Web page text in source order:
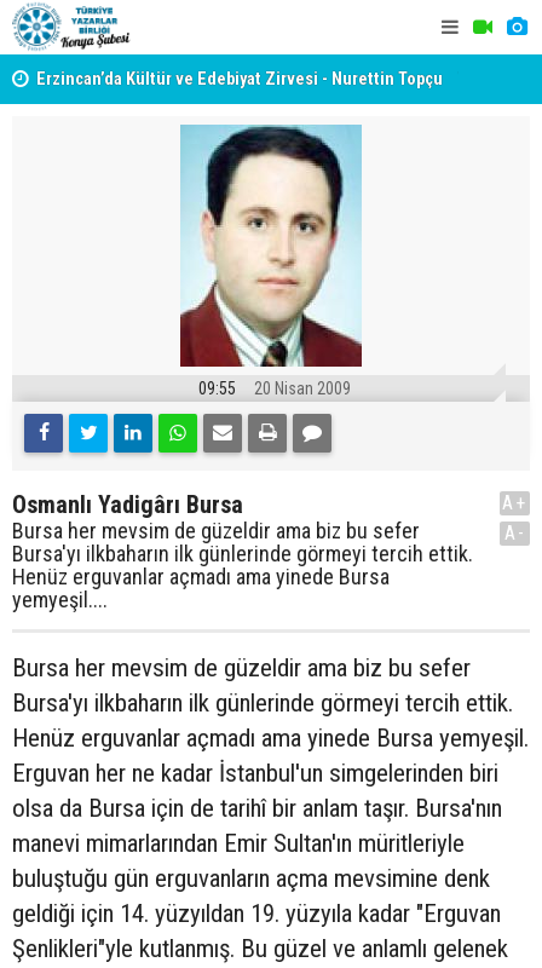
Erzincan’da Kültür ve Edebiyat Zirvesi - Nurettin Topçu
09:55 20 Nisan 2009
Osmanlı Yadigârı Bursa
Bursa her mevsim de güzeldir ama biz bu sefer
Bursa'yı ilkbaharın ilk günlerinde görmeyi tercih ettik.
Henüz erguvanlar açmadı ama yinede Bursa
yemyeşil....
A+
A-
Bursa her mevsim de güzeldir ama biz bu sefer
Bursa'yı ilkbaharın ilk günlerinde görmeyi tercih ettik.
Henüz erguvanlar açmadı ama yinede Bursa yemyeşil.
Erguvan her ne kadar İstanbul'un simgelerinden biri
olsa da Bursa için de tarihî bir anlam taşır. Bursa'nın
manevi mimarlarından Emir Sultan'ın müritleriyle
buluştuğu gün erguvanların açma mevsimine denk
geldiği için 14. yüzyıldan 19. yüzyıla kadar "Erguvan
Şenlikleri"yle kutlanmış. Bu güzel ve anlamlı gelenek